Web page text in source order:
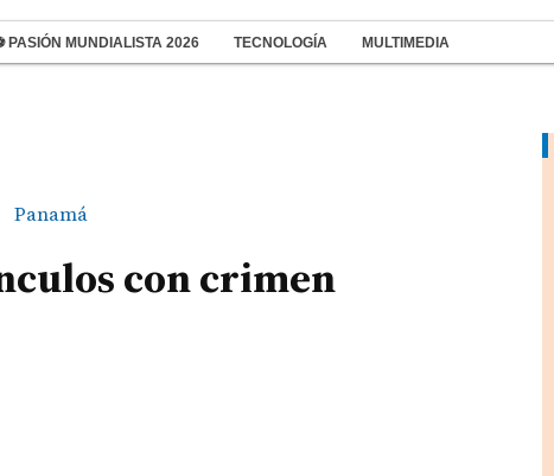
PASIÓN MUNDIALISTA 2026 TECNOLOGÍA MULTIMEDIA
Panamá
con crimen